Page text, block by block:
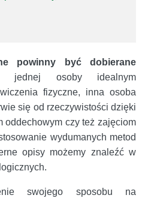
powinny być dobierane
osoby idealnym
fizyczne, inna osoba
się od rzeczywistości dzięki
oddechowym czy też zajęciom
wydumanych metod
opisy możemy znaleźć w
swojego sposobu na